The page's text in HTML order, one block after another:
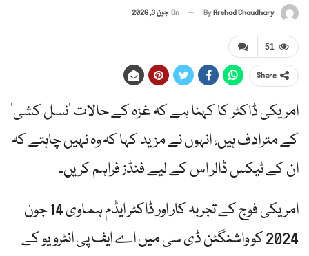
ByArshad Chaudhary
On جون 3, 2026
51
Share
امریکی ڈاکٹر کا کہنا ہے کہ غزہ کے حالات ‘نسل کشی’
کے مترادف ہیں، انہوں نے مزید کہا کہ وہ نہیں چاہتے کہ
ان کے ٹیکس ڈالر اس کے لیے فنڈز فراہم کریں۔
امریکی فوج کے تجربہ کار اور ڈاکٹر ایڈم ہماوی 14 جون
2024 کو واشنگٹن ڈی سی میں اے ایف پی انٹرویو کے